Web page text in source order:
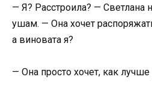
— Я? Расстроила? — Светлана
ушам. — Она хочет
а виновата я?
— Она просто хочет, как